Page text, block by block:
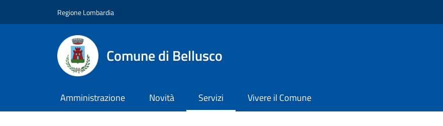
Regione Lombardia
Comune di Bellusco
Amministrazione Novità Servizi Vivere il Comune